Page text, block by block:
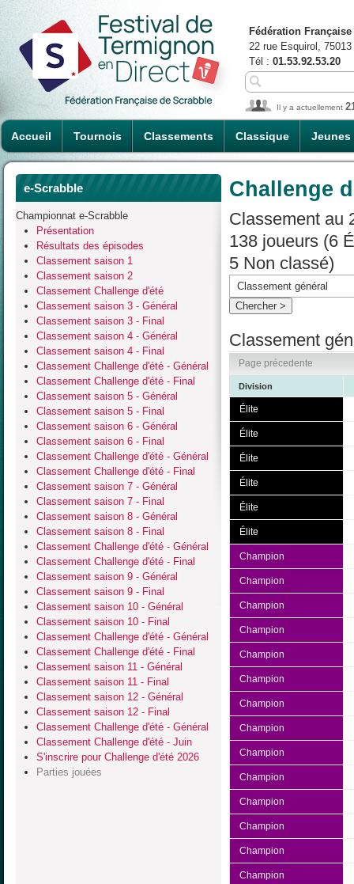
Accueil Tournois Classements Classique Jeunes
Fédération
22 rue Esquirol,
Tél : 01.53.92.53.20
Il y a actuellement
e-Scrabble
Championnat e-Scrabble
Présentation
Résultats des épisodes
Classement saison 1
Classement saison 2
Classement Challenge d'été
Classement saison 3 - Général
Classement saison 3 - Final
Classement saison 4 - Général
Classement saison 4 - Final
Classement Challenge d'été - Général
Classement Challenge d'été - Final
Classement saison 5 - Général
Classement saison 5 - Final
Classement saison 6 - Général
Classement saison 6 - Final
Classement Challenge d'été - Général
Classement Challenge d'été - Final
Classement saison 7 - Général
Classement saison 7 - Final
Classement saison 8 - Général
Classement saison 8 - Final
Classement Challenge d'été - Général
Classement Challenge d'été - Final
Classement saison 9 - Général
Classement saison 9 - Final
Classement saison 10 - Général
Classement saison 10 - Final
Classement Challenge d'été - Général
Classement Challenge d'été - Final
Classement saison 11 - Général
Classement saison 11 - Final
Classement saison 12 - Général
Classement saison 12 - Final
Classement Challenge d'été - Général
Classement Challenge d'été - Juin
S'inscrire pour Challenge d'été 2026
Parties jouées
Challenge
Classement au
138 joueurs (6
5 Non classé)
Classement
Page précedente
Division
Élite
Élite
Élite
Élite
Élite
Élite
Champion
Champion
Champion
Champion
Champion
Champion
Champion
Champion
Champion
Champion
Champion
Champion
Champion
Champion